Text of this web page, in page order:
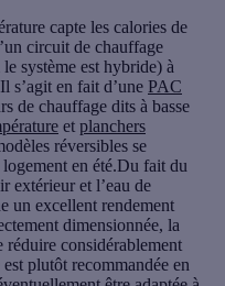
capte les calories de
circuit de chauffage
système est hybride) à
s’agit en fait d’une PAC
de chauffage dits à basse
et planchers
réversibles se
en été.Du fait du
extérieur et l’eau de
un excellent rendement
dimensionnée, la
réduire considérablement
plutôt recommandée en